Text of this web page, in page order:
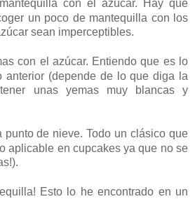
con el azúcar. Hay que
un poco de mantequilla con los
sean imperceptibles.
con el azúcar. Entiendo que es lo
anterior (depende de lo que diga la
unas yemas muy blancas y
punto de nieve. Todo un clásico que
aplicable en cupcakes ya que no se
Esto lo he encontrado en un